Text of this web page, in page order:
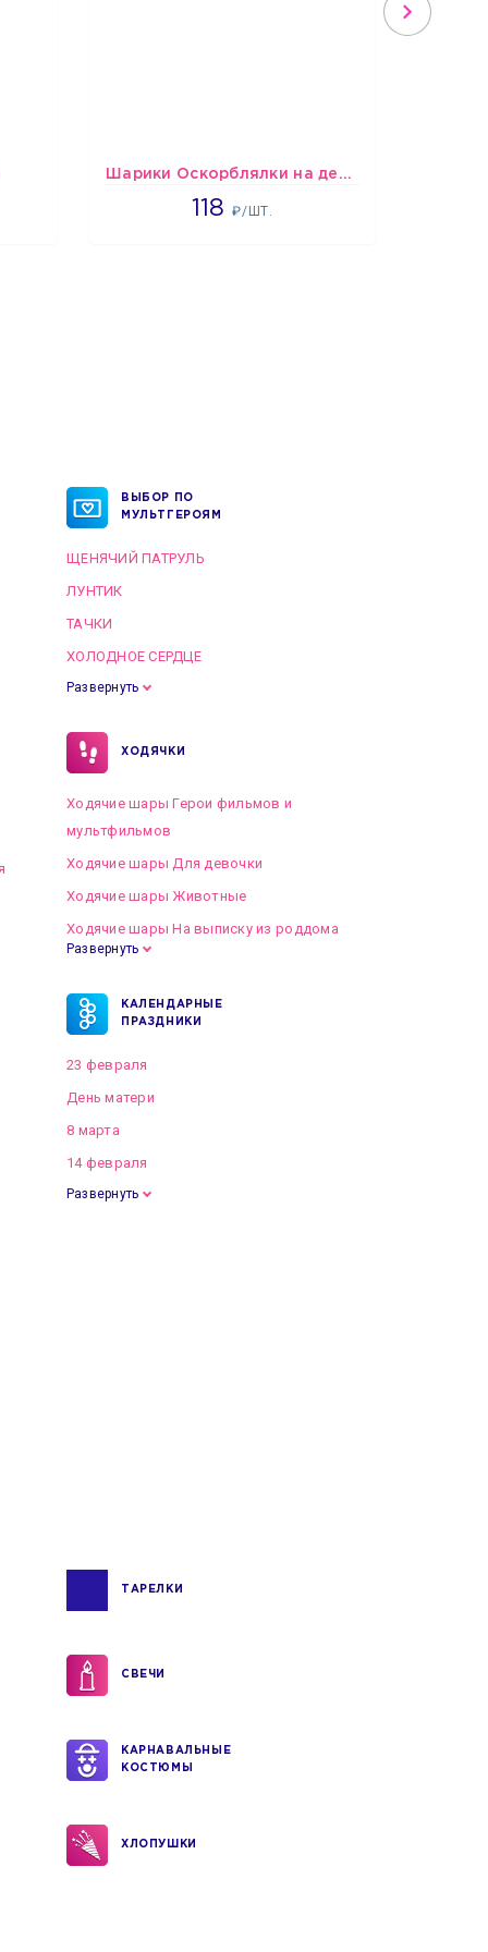
Шарики Оскорблялки на день рождения для девушки
118₽/ШТ.
1766
ВЫБОР ПО
МУЛЬТГЕРОЯМ
ЩЕНЯЧИЙ ПАТРУЛЬ
ЛУНТИК
ТАЧКИ
ХОЛОДНОЕ СЕРДЦЕ
Развернуть
ХОДЯЧКИ
Ходячие шары Герои фильмов и
мультфильмов
Ходячие шары Для девочки
Ходячие шары Животные
Ходячие шары На выписку из роддома
Развернуть
КАЛЕНДАРНЫЕ
ПРАЗДНИКИ
23 февраля
День матери
8 марта
14 февраля
Развернуть
ТАРЕЛКИ
СВЕЧИ
КАРНАВАЛЬНЫЕ
КОСТЮМЫ
ХЛОПУШКИ